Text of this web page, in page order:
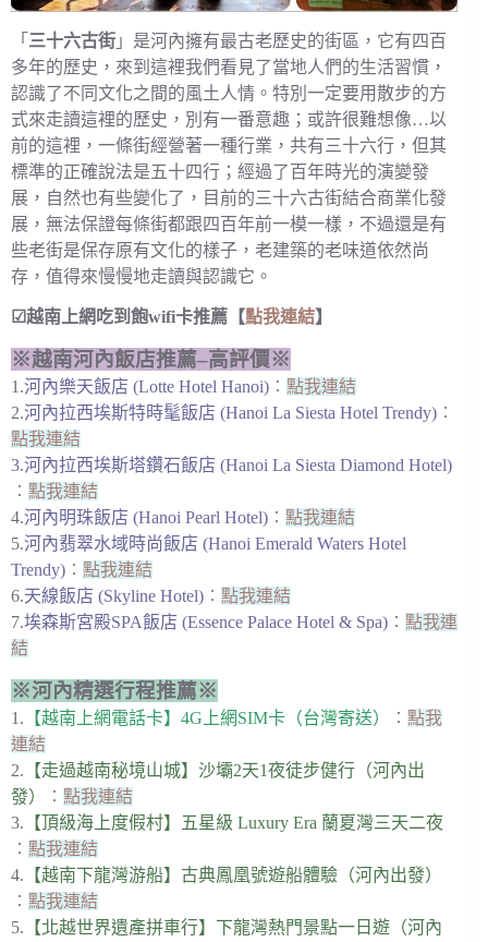
「 三十六古街 」是河內擁有最古老歷史的街區，它有四百
多年的歷史，來到這裡我們看見了當地人們的生活習慣，
認識了不同文化之間的風土人情。特別一定要用散步的方
式來走讀這裡的歷史，別有一番意趣；或許很難想像…以
前的這裡，一條街經營著一種行業，共有三十六行，但其
標準的正確說法是五十四行；經過了百年時光的演變發
展，自然也有些變化了，目前的三十六古街結合商業化發
展，無法保證每條街都跟四百年前一模一樣，不過還是有
些老街是保存原有文化的樣子，老建築的老味道依然尚
存，值得來慢慢地走讀與認識它。
☑越南上網吃到飽wifi卡推薦【點我連結】
※越南河內飯店推薦–高評價※
1.河內樂天飯店 (Lotte Hotel Hanoi) ︰ 點我連結
2.河內拉西埃斯特時髦飯店 (Hanoi La Siesta Hotel Trendy) ︰
點我連結
3.河內拉西埃斯塔鑽石飯店 (Hanoi La Siesta Diamond Hotel)
︰ 點我連結
4.河內明珠飯店 (Hanoi Pearl Hotel) ︰ 點我連結
5.河內翡翠水域時尚飯店 (Hanoi Emerald Waters Hotel
Trendy) ︰ 點我連結
6.天線飯店 (Skyline Hotel) ︰ 點我連結
7.埃森斯宮殿SPA飯店 (Essence Palace Hotel & Spa) ︰ 點我連
結
※河內精選行程推薦※
1. 【越南上網電話卡】4G上網SIM卡（台灣寄送） ︰ 點我
連結
2. 【走過越南秘境山城】沙壩2天1夜徒步健行（河內出
發）
︰ 點我連結
3. 【頂級海上度假村】五星級 Luxury Era 蘭夏灣三天二夜
︰ 點我連結
4. 【越南下龍灣游船】古典鳳凰號遊船體驗（河內出發）
︰ 點我連結
5. 【北越世界遺產拼車行】下龍灣熱門景點一日遊（河內